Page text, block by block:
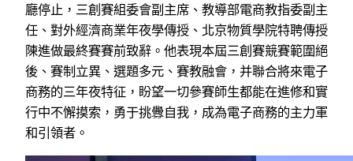
廳停止，三創賽組委會副主席、教導部電商教指委副主
任、對外經濟商業年夜學傳授、北京物質學院特聘傳授
陳進做最終賽賽前致辭。他表現本屆三創賽競賽範圍絕
後、賽制立異、選題多元、賽教融會，并聯合將來電子
商務的三年夜特征，盼望一切參賽師生都能在進修和實
行中不懈摸索，勇于挑釁自我，成為電子商務的主力軍
和引領者。